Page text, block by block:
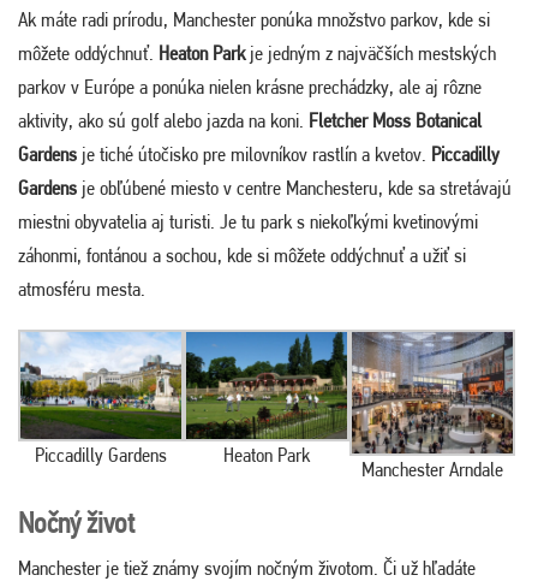
Ak máte radi prírodu, Manchester ponúka množstvo parkov, kde si
môžete oddýchnuť. Heaton Parkje jedným z najväčších mestských
parkov v Európe a ponúka nielen krásne prechádzky, ale aj rôzne
aktivity, ako sú golf alebo jazda na koni. Fletcher Moss Botanical
Gardens je tiché útočisko pre milovníkov rastlín a kvetov. Piccadilly
Gardens je obľúbené miesto v centre Manchesteru, kde sa stretávajú
miestni obyvatelia aj turisti. Je tu park s niekoľkými kvetinovými
záhonmi, fontánou a sochou, kde si môžete oddýchnuť a užiť si
atmosféru mesta.
Piccadilly Gardens Heaton Park
Manchester Arndale
Nočný život
Manchester je tiež známy svojím nočným životom. Či už hľadáte